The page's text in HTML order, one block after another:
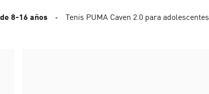
8-16 años Tenis PUMA Caven 2.0 para adolescentes